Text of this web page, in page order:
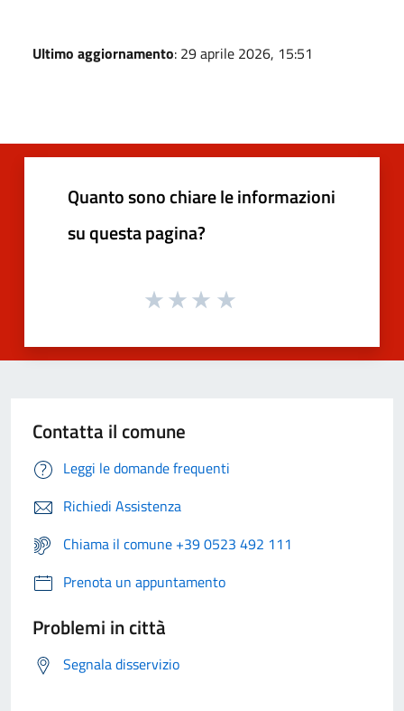
Ultimo aggiornamento: 29 aprile 2026, 15:51
Quanto sono chiare le informazioni
su questa pagina?
Contatta il comune
Leggi le domande frequenti
Richiedi Assistenza
Chiama il comune +39 0523 492 111
Prenota un appuntamento
Problemi in città
Segnala disservizio